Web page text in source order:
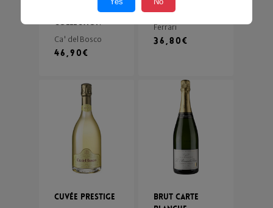
Collection
Ca' del Bosco
46,90€
Perlè Rosè
Ferrari
36,80€
Cuvée Prestige
Brut Carte